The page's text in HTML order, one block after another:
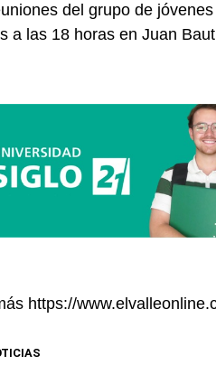
del grupo de
a las 18 horas en Juan
https://